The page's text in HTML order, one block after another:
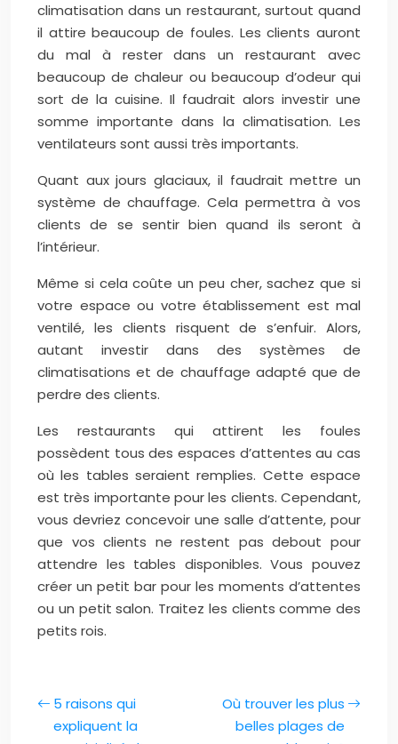
climatisation dans un restaurant, surtout quand
il attire beaucoup de foules. Les clients auront
du mal à rester dans un restaurant avec
beaucoup de chaleur ou beaucoup d’odeur qui
sort de la cuisine. Il faudrait alors investir une
somme importante dans la climatisation. Les
ventilateurs sont aussi très importants.
Quant aux jours glaciaux, il faudrait mettre un
système de chauffage. Cela permettra à vos
clients de se sentir bien quand ils seront à
l’intérieur.
Même si cela coûte un peu cher, sachez que si
votre espace ou votre établissement est mal
ventilé, les clients risquent de s’enfuir. Alors,
autant investir dans des systèmes de
climatisations et de chauffage adapté que de
perdre des clients.
Les restaurants qui attirent les foules
possèdent tous des espaces d’attentes au cas
où les tables seraient remplies. Cette espace
est très importante pour les clients. Cependant,
vous devriez concevoir une salle d’attente, pour
que vos clients ne restent pas debout pour
attendre les tables disponibles. Vous pouvez
créer un petit bar pour les moments d’attentes
ou un petit salon. Traitez les clients comme des
petits rois.
5 raisons qui
expliquent la
Où trouver les plus
belles plages de